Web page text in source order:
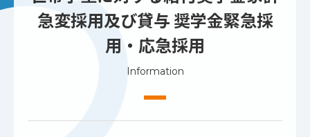
急変採用及び貸与 奨学金緊急採
用・応急採用
Information